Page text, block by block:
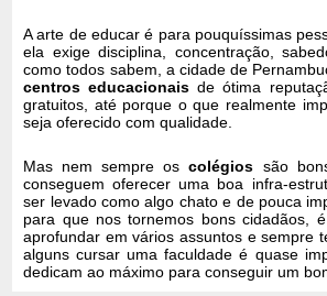
A arte de educar é para pouquíssimas
ela exige disciplina, concentração,
como todos sabem, a cidade de
centros educacionais de ótima
gratuitos, até porque o que realmente
seja oferecido com qualidade.
Mas nem sempre oscolégios são
conseguem oferecer uma boa infra-
ser levado como algo chato e de pouca
para que nos tornemos bons cidadãos,
aprofundar em vários assuntos e sempre
alguns cursar uma faculdade é quase
dedicam ao máximo para conseguir um